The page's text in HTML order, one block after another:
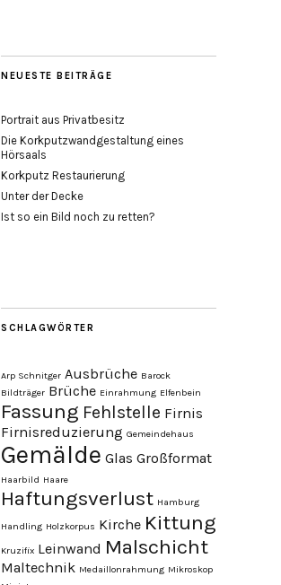
NEUESTE BEITRÄGE
Portrait aus Privatbesitz
Die Korkputzwandgestaltung eines
Hörsaals
Korkputz Restaurierung
Unter der Decke
Ist so ein Bild noch zu retten?
SCHLAGWÖRTER
Arp Schnitger Ausbrüche Barock
Bildträger Brüche Einrahmung Elfenbein
Fassung Fehlstelle Firnis
Firnisreduzierung Gemeindehaus
Gemälde Glas Großformat
Haarbild Haare
Haftungsverlust Hamburg
Handling Holzkorpus Kirche Kittung
Kruzifix Leinwand Malschicht
Maltechnik Medaillonrahmung Mikroskop